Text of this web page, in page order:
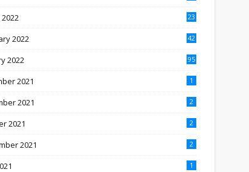
23
2022 42
2022 95
2021 1
2021 2
2021 2
2021 2
1